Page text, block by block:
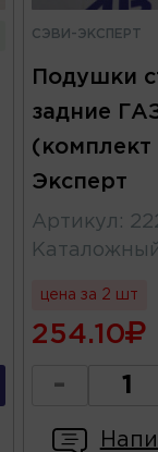
СЭВИ-ЭКСПЕРТ
Подушки
задние
Эксперт
Артикул :
цена за 2 шт
254.10
-